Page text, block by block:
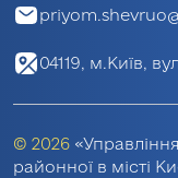
04119, м.Київ,
© 2026
районної в місті